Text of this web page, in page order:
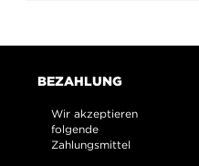
BEZAHLUNG
Wir akzeptieren
folgende
Zahlungsmittel